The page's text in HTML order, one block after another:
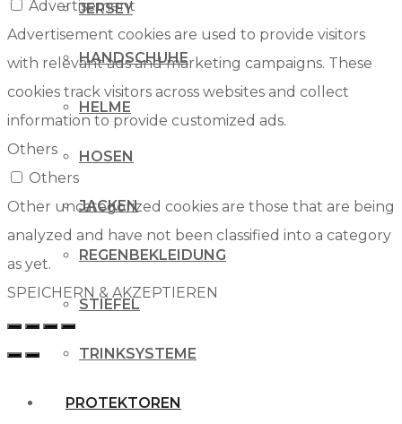
JERSEY
HANDSCHUHE
HELME
HOSEN
JACKEN
REGENBEKLEIDUNG
STIEFEL
TRINKSYSTEME
PROTEKTOREN
Advertisement
Advertisement cookies are used to provide visitors
with relevant ads and marketing campaigns. These
cookies track visitors across websites and collect
information to provide customized ads.
Others
Others
Other uncategorized cookies are those that are being
analyzed and have not been classified into a category
as yet.
SPEICHERN & AKZEPTIEREN